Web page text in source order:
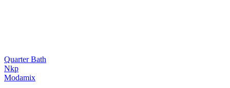
Quarter Bath
Nkp
Modamix